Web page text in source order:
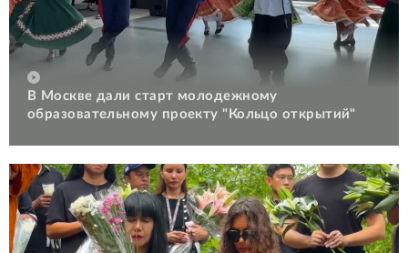
В Москве дали старт молодежному
образовательному проекту "Кольцо открытий"